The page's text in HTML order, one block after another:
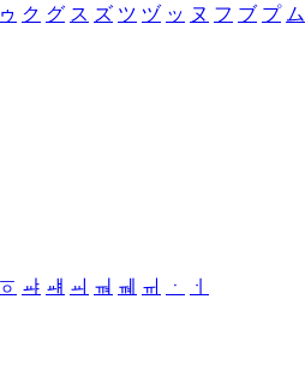
ゥ ク グ ス ズ ツ ヅ ッ ヌ フ ブ プ ム
ㆆ ㆇ ㆈ ㆉ ㆊ ㆋ ㆌ ㆍ
ㆎ